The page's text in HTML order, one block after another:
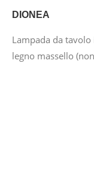
DIONEA
Lampada da
legno massello